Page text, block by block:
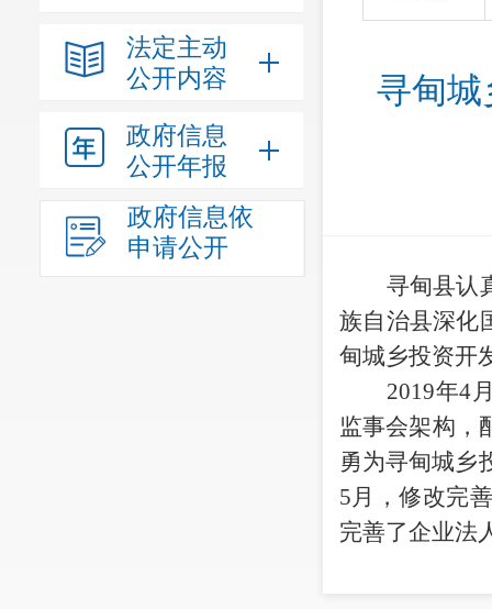
法定主动
公开内容
政府信息
公开年报
政府信息依
申请公开
寻甸城
寻甸县认
族自治县深化
甸城乡投资开
2019年4
监事会架构，
勇为寻甸城乡
5月，修改完
完善了企业法